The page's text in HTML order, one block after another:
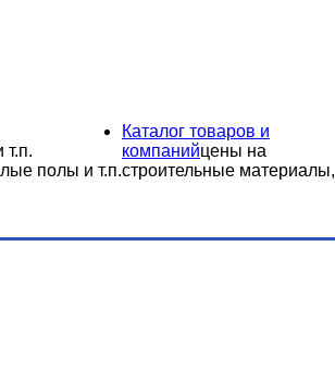
т.п.
полы и т.п.
Каталог товаров и
компанийцены на
строительные материалы,